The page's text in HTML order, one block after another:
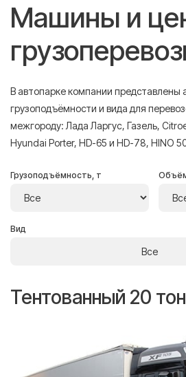
Машины и
В автопарке компании представлены
грузоподъёмности и вида для
межгороду: Лада Ларгус, Газель,
Hyundai Porter, HD-65 и HD-78, HINO
Грузоподъёмность, т
Вид
Тентованный 20